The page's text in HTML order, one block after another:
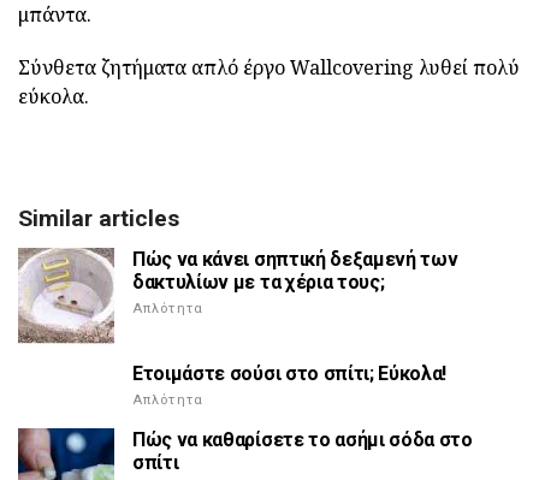
μπάντα.
Σύνθετα ζητήματα απλό έργο Wallcovering λυθεί πολύ
εύκολα.
Similar articles
Πώς να κάνει σηπτική δεξαμενή των
δακτυλίων με τα χέρια τους;
Απλότητα
Ετοιμάστε σούσι στο σπίτι; Εύκολα!
Απλότητα
Πώς να καθαρίσετε το ασήμι σόδα στο
σπίτι